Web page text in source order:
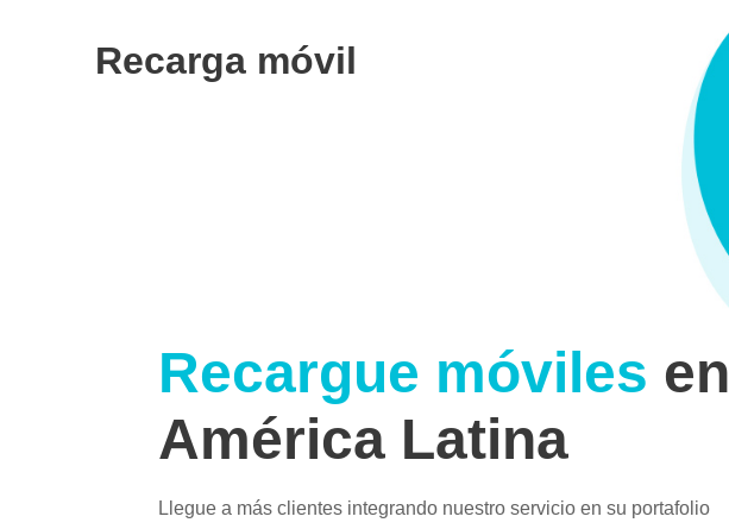
Recarga móvil
Recargue móviles en
América Latina
Llegue a más clientes integrando nuestro servicio en su portafolio